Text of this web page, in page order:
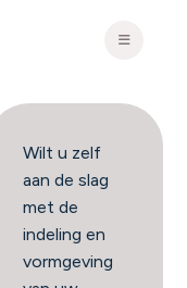
Wilt u zelf
aan de slag
met de
indeling en
vormgeving